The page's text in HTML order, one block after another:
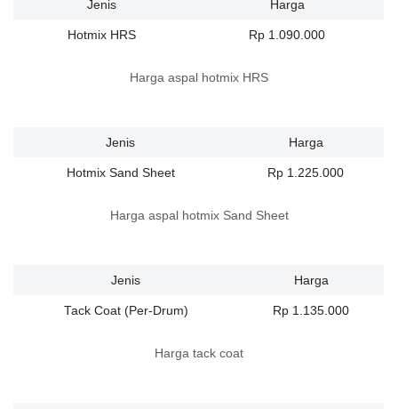
Jenis Harga
Hotmix HRS Rp 1.090.000
Harga aspal hotmix HRS
Jenis Harga
Hotmix Sand Sheet Rp 1.225.000
Harga aspal hotmix Sand Sheet
Jenis Harga
Tack Coat (Per-Drum) Rp 1.135.000
Harga tack coat